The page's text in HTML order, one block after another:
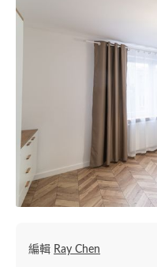
編輯 Ray Chen